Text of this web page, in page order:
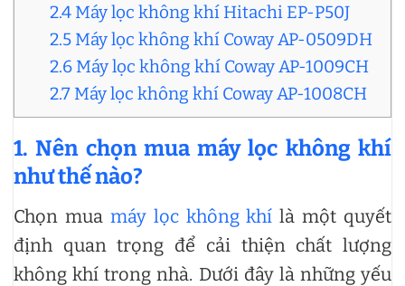
2.4 Máy lọc không khí Hitachi EP-P50J
2.5 Máy lọc không khí Coway AP-0509DH
2.6 Máy lọc không khí Coway AP-1009CH
2.7 Máy lọc không khí Coway AP-1008CH
1.Nên chọn mua máy lọc không khí
như thế nào?
Chọn mua máy lọc không khí là một quyết
định quan trọng để cải thiện chất lượng
không khí trong nhà. Dưới đây là những yếu